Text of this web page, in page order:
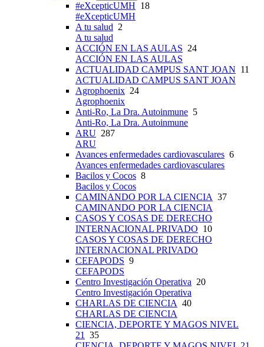
#eXcepticUMH 18
#eXcepticUMH
A tu salud 2
A tu salud
ACCIÓN EN LAS AULAS 24
ACCIÓN EN LAS AULAS
ACTUALIDAD CAMPUS SANT JOAN 11
ACTUALIDAD CAMPUS SANT JOAN
Agrophoenix 24
Agrophoenix
Anti-Ro, La Dra. Autoinmune 5
Anti-Ro, La Dra. Autoinmune
ARU 287
ARU
Avances enfermedades cardiovasculares 6
Avances enfermedades cardiovasculares
Bacilos y Cocos 8
Bacilos y Cocos
CAMINANDO POR LA CIENCIA 37
CAMINANDO POR LA CIENCIA
CASOS Y COSAS DE DERECHO
INTERNACIONAL PRIVADO 10
CASOS Y COSAS DE DERECHO
INTERNACIONAL PRIVADO
CEFAPODS 9
CEFAPODS
Centro Investigación Operativa 20
Centro Investigación Operativa
CHARLAS DE CIENCIA 40
CHARLAS DE CIENCIA
CIENCIA, DEPORTE Y MAGOS NIVEL
21
35